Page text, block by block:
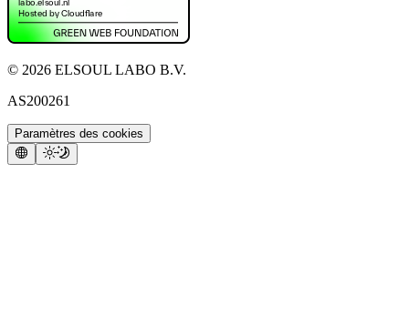
© 2026 ELSOUL LABO B.V.
AS200261
Paramètres des cookies